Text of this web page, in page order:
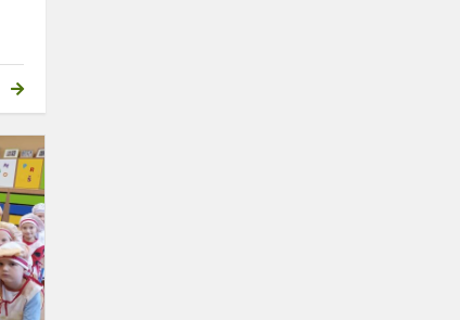
Pyragų
diena
priešmokyklinėse
grupėse